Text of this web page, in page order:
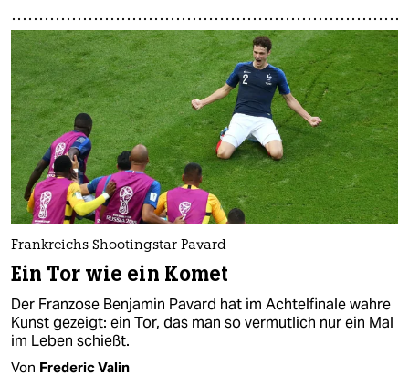
Frankreichs Shootingstar Pavard
Ein Tor wie ein Komet
Der Franzose Benjamin Pavard hat im Achtelfinale wahre
Kunst gezeigt: ein Tor, das man so vermutlich nur ein Mal
im Leben schießt.
Von Frederic Valin